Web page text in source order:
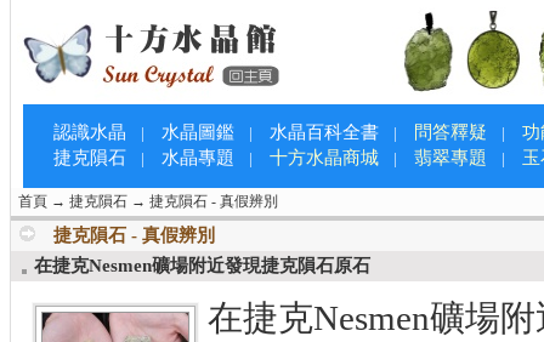
認識水晶 | 水晶圖鑑 | 水晶百科全書 | 問答釋疑 |
功
捷克隕石
| 水晶專題 | 十方水晶商城 | 翡翠專題 |
首頁 → 捷克隕石 → 捷克隕石 - 真假辨別
捷克隕石 - 真假辨別
在捷克Nesmen礦場附近發現捷克隕石原石
在捷克Nesmen礦場